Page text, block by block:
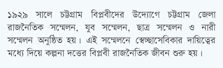
১৯২৯ সালে চট্টগ্রাম বিপ্লবীদের উদ্যোগে চট্টগ্রাম জেলা
রাজনৈতিক সম্মেলন, যুব সম্মেলন, ছাত্র সম্মেলন ও নারী
সম্মেলন অনুষ্ঠিত হয়। এই সম্মেলনে স্বেচ্ছাসেবিকার দায়িত্বের
মধ্যে দিয়ে কল্পনা দত্তের বিপ্লবী রাজনৈতিক জীবন শুরু হয়।